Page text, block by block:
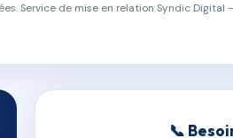
Service de mise en relation Syndic
📞